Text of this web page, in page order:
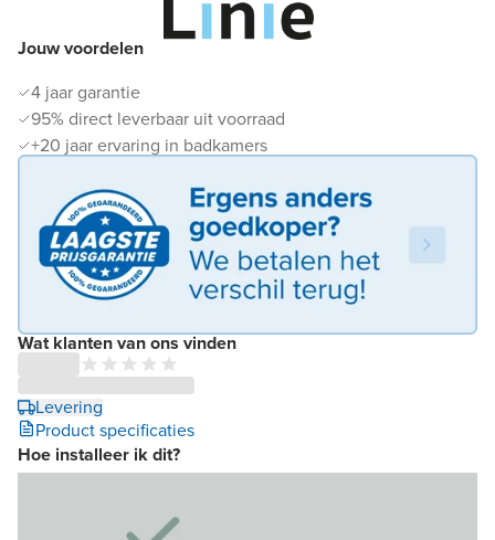
Jouw voordelen
4 jaar garantie
95% direct leverbaar uit voorraad
+20 jaar ervaring in badkamers
Wat klanten van ons vinden
Levering
Product specificaties
Hoe installeer ik dit?